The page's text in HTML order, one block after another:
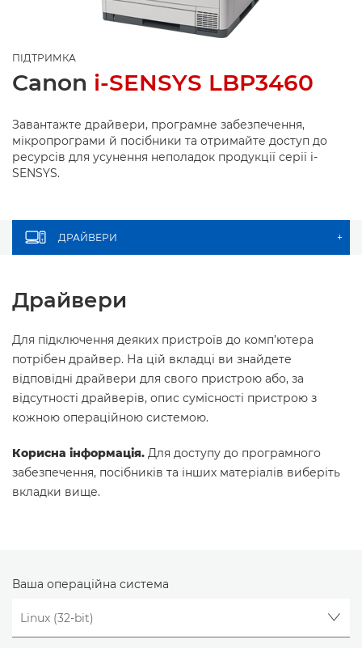
ПІДТРИМКА
Canon i-SENSYS LBP3460
Завантажте драйвери, програмне забезпечення,
мікропрограми й посібники та отримайте доступ до
ресурсів для усунення неполадок продукції серії i-
SENSYS.
ДРАЙВЕРИ +
Драйвери
Для підключення деяких пристроїв до комп’ютера
потрібен драйвер. На цій вкладці ви знайдете
відповідні драйвери для свого пристрою або, за
відсутності драйверів, опис сумісності пристрою з
кожною операційною системою.
Корисна інформація. Для доступу до програмного
забезпечення, посібників та інших матеріалів виберіть
вкладки вище.
Ваша операційна система